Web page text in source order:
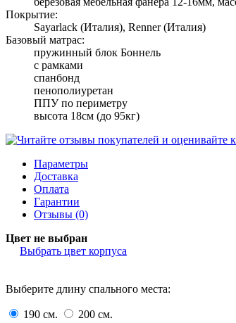
Покрытие:
Sayarlack (Италия), Renner (Италия)
Базовый матрас:
пружинный блок Боннель
с рамками
спанбонд
пенополиуретан
ППУ по периметру
высота 18см (до 95кг)
Параметры
Доставка
Оплата
Гарантии
Отзывы (0)
Цвет не выбран
Выбрать цвет корпуса
Выберите длину спального места:
190 см. 200 см.